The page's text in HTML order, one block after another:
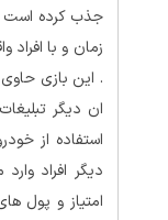
جذب کرده است .
زمان و با
. این بازی
ان دیگر
استفاده از
دیگر افراد
امتیاز و پول